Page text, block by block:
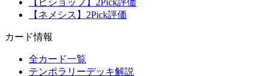
【ビショップ】2Pick評価
【ネメシス】2Pick評価
カード情報
全カード一覧
テンポラリーデッキ解説